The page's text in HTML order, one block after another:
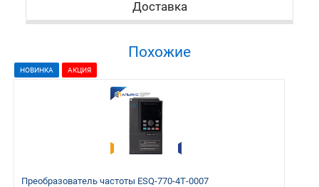
Доставка
Похожие
НОВИНКА АКЦИЯ
Преобразователь частоты ESQ-770-4T-0007